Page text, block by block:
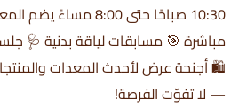
10:30 صباحًا حتى 8:00
مباشرة 🎯 مسابقات لياقة بدنية 🩺
🛍 أجنحة عرض لأحدث المعدات
— لا تفوّت الفرصة!